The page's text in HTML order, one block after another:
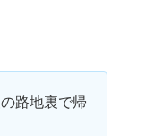
路地裏で帰